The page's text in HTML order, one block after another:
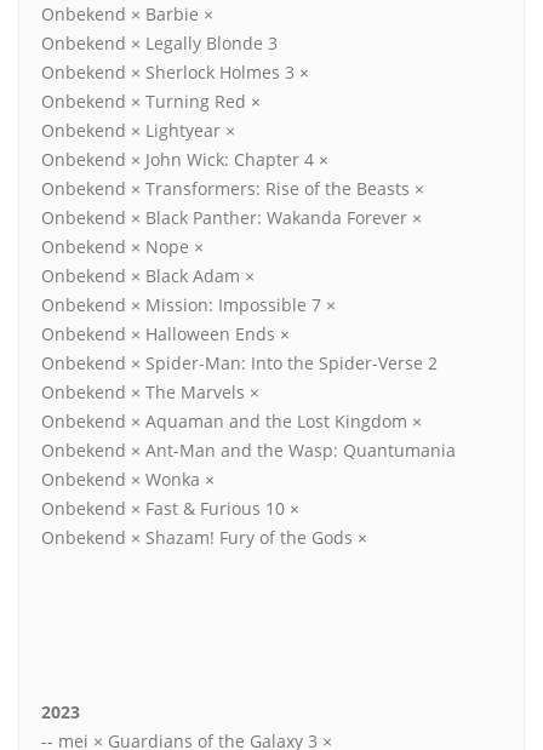
Onbekend × Barbie ×
Onbekend × Legally Blonde 3
Onbekend × Sherlock Holmes 3 ×
Onbekend × Turning Red ×
Onbekend × Lightyear ×
Onbekend × John Wick: Chapter 4 ×
Onbekend × Transformers: Rise of the Beasts ×
Onbekend × Black Panther: Wakanda Forever ×
Onbekend × Nope ×
Onbekend × Black Adam ×
Onbekend × Mission: Impossible 7 ×
Onbekend × Halloween Ends ×
Onbekend × Spider-Man: Into the Spider-Verse 2
Onbekend × The Marvels ×
Onbekend × Aquaman and the Lost Kingdom ×
Onbekend × Ant-Man and the Wasp: Quantumania
Onbekend × Wonka ×
Onbekend × Fast & Furious 10 ×
Onbekend × Shazam! Fury of the Gods ×
2023
-- mei × Guardians of the Galaxy 3 ×